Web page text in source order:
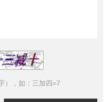
），如：三加四=7